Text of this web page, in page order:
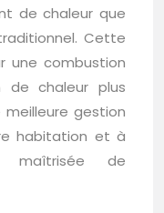
de chaleur que
Cette
une combustion
chaleur plus
gestion
habitation et à
maîtrisée de